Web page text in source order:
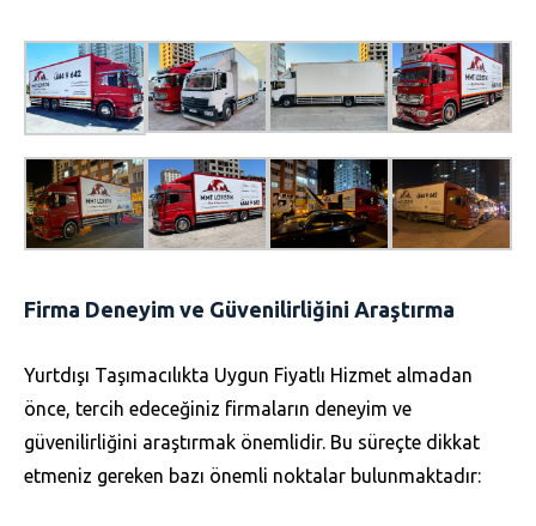
Firma Deneyim ve Güvenilirliğini Araştırma
Yurtdışı Taşımacılıkta Uygun Fiyatlı Hizmet almadan
önce, tercih edeceğiniz firmaların deneyim ve
güvenilirliğini araştırmak önemlidir. Bu süreçte dikkat
etmeniz gereken bazı önemli noktalar bulunmaktadır: